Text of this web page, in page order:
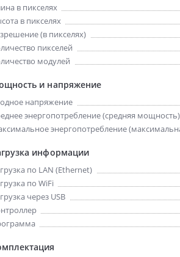
в пикселях
в пикселях
(в пикселях)
пикселей
модулей
и напряжение
напряжение
энергопотребление (средняя мощность)
энергопотребление
информации
по LAN (Ethernet)
по WiFi
через USB